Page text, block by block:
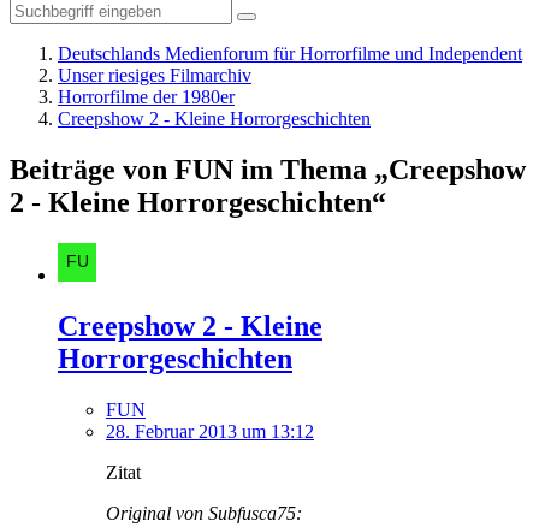
Deutschlands Medienforum für Horrorfilme und Independent
Unser riesiges Filmarchiv
Horrorfilme der 1980er
Creepshow 2 - Kleine Horrorgeschichten
Beiträge von FUN im Thema „Creepshow
2 - Kleine Horrorgeschichten“
Creepshow 2 - Kleine
Horrorgeschichten
FUN
28. Februar 2013 um 13:12
Zitat
Original von Subfusca75: